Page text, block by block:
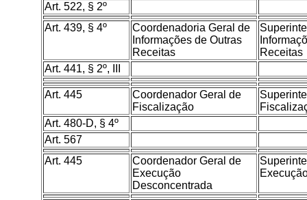
Art. 522, § 2º
Art. 439, § 4º
Coordenadoria Geral de
Informações de Outras
Receitas
Receitas
Art. 441, § 2º, III
Art. 445
Coordenador Geral de
Fiscalização
Art. 480-D, § 4º
Art. 567
Art. 445
Coordenador Geral de
Execução
Desconcentrada